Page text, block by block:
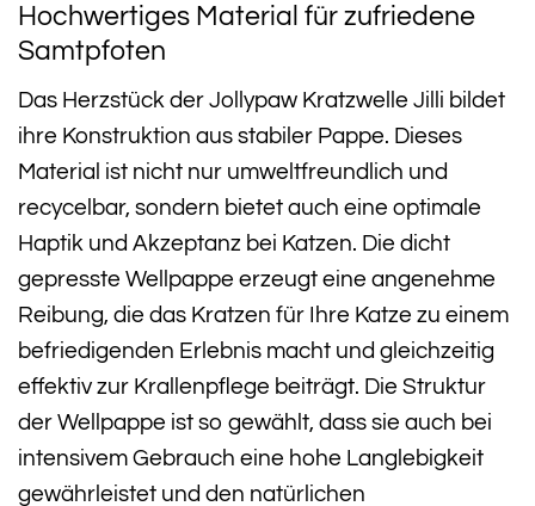
Hochwertiges Material für zufriedene
Samtpfoten
Das Herzstück der Jollypaw Kratzwelle Jilli bildet
ihre Konstruktion aus stabiler Pappe. Dieses
Material ist nicht nur umweltfreundlich und
recycelbar, sondern bietet auch eine optimale
Haptik und Akzeptanz bei Katzen. Die dicht
gepresste Wellpappe erzeugt eine angenehme
Reibung, die das Kratzen für Ihre Katze zu einem
befriedigenden Erlebnis macht und gleichzeitig
effektiv zur Krallenpflege beiträgt. Die Struktur
der Wellpappe ist so gewählt, dass sie auch bei
intensivem Gebrauch eine hohe Langlebigkeit
gewährleistet und den natürlichen